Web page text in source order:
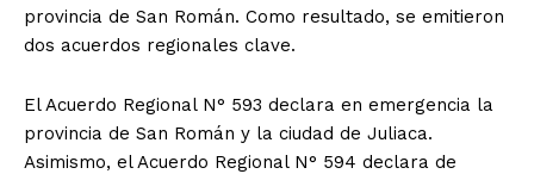
provincia de San Román. Como resultado, se emitieron
dos acuerdos regionales clave.
El Acuerdo Regional N° 593 declara en emergencia la
provincia de San Román y la ciudad de Juliaca.
Asimismo, el Acuerdo Regional N° 594 declara de